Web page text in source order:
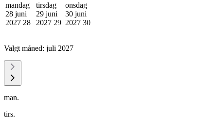
mandag
28 juni
2027 28
tirsdag
29 juni
2027 29
onsdag
30 juni
2027 30
Valgt måned: juli 2027
man.
tirs.